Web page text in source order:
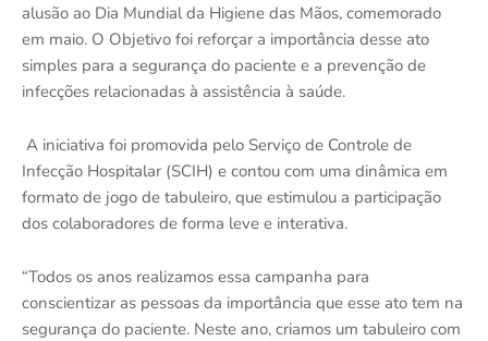
alusão ao Dia Mundial da Higiene das Mãos, comemorado
em maio. O Objetivo foi reforçar a importância desse ato
simples para a segurança do paciente e a prevenção de
infecções relacionadas à assistência à saúde.
A iniciativa foi promovida pelo Serviço de Controle de
Infecção Hospitalar (SCIH) e contou com uma dinâmica em
formato de jogo de tabuleiro, que estimulou a participação
dos colaboradores de forma leve e interativa.
“Todos os anos realizamos essa campanha para
conscientizar as pessoas da importância que esse ato tem na
segurança do paciente. Neste ano, criamos um tabuleiro com